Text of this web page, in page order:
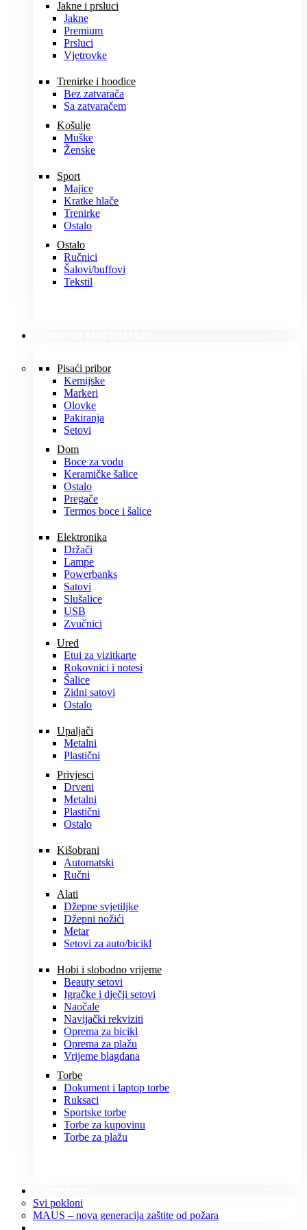
Jakne i prsluci
Jakne
Premium
Prsluci
Vjetrovke
Trenirke i hoodice
Bez zatvarača
Sa zatvaračem
Košulje
Muške
Ženske
Sport
Majice
Kratke hlače
Trenirke
Ostalo
Ostalo
Ručnici
Šalovi/buffovi
Tekstil
Pisaći pribor
Kemijske
Markeri
Olovke
Pakiranja
Setovi
Dom
Boce za vodu
Keramičke šalice
Ostalo
Pregače
Termos boce i šalice
Elektronika
Držači
Lampe
Powerbanks
Satovi
Slušalice
USB
Zvučnici
Ured
Etui za vizitkarte
Rokovnici i notesi
Šalice
Zidni satovi
Ostalo
Upaljači
Metalni
Plastični
Privjesci
Drveni
Metalni
Plastični
Ostalo
Kišobrani
Automatski
Ručni
Alati
Džepne svjetiljke
Džepni nožići
Metar
Setovi za auto/bicikl
Hobi i slobodno vrijeme
Beauty setovi
Igračke i dječji setovi
Naočale
Navijački rekviziti
Oprema za bicikl
Oprema za plažu
Vrijeme blagdana
Torbe
Dokument i laptop torbe
Ruksaci
Sportske torbe
Torbe za kupovinu
Torbe za plažu
Svi pokloni
MAUS – nova generacija zaštite od požara